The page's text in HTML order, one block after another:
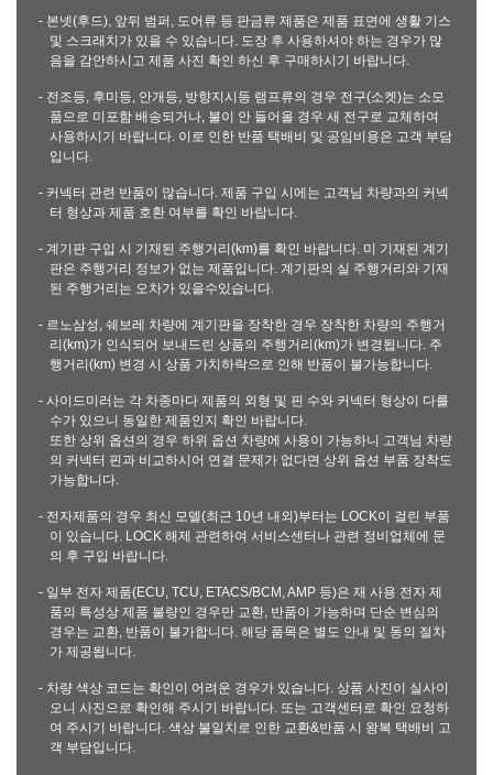
- 본넷(후드), 앞뒤 범퍼, 도어류 등 판금류 제품은 제품 표면에 생활 기스
및 스크래치가 있을 수 있습니다. 도장 후 사용하셔야 하는 경우가 많
음을 감안하시고 제품 사진 확인 하신 후 구매하시기 바랍니다.
- 전조등, 후미등, 안개등, 방향지시등 램프류의 경우 전구(소켓)는 소모
품으로 미포함 배송되거나, 불이 안 들어올 경우 새 전구로 교체하여
사용하시기 바랍니다. 이로 인한 반품 택배비 및 공임비용은 고객 부담
입니다.
- 커넥터 관련 반품이 많습니다. 제품 구입 시에는 고객님 차량과의 커넥
터 형상과 제품 호환 여부를 확인 바랍니다.
- 계기판 구입 시 기재된 주행거리(km)를 확인 바랍니다. 미 기재된 계기
판은 주행거리 정보가 없는 제품입니다. 계기판의 실 주행거리와 기재
된 주행거리는 오차가 있을수있습니다.
- 르노삼성, 쉐보레 차량에 계기판을 장착한 경우 장착한 차량의 주행거
리(km)가 인식되어 보내드린 상품의 주행거리(km)가 변경됩니다. 주
행거리(km) 변경 시 상품 가치하락으로 인해 반품이 불가능합니다.
- 사이드미러는 각 차종마다 제품의 외형 및 핀 수와 커넥터 형상이 다를
수가 있으니 동일한 제품인지 확인 바랍니다.
또한 상위 옵션의 경우 하위 옵션 차량에 사용이 가능하니 고객님 차량
의 커넥터 핀과 비교하시어 연결 문제가 없다면 상위 옵션 부품 장착도
가능합니다.
- 전자제품의 경우 최신 모델(최근 10년 내외)부터는 LOCK이 걸린 부품
이 있습니다. LOCK 해제 관련하여 서비스센터나 관련 정비업체에 문
의 후 구입 바랍니다.
- 일부 전자 제품(ECU, TCU, ETACS/BCM, AMP 등)은 재 사용 전자 제
품의 특성상 제품 불량인 경우만 교환, 반품이 가능하며 단순 변심의
경우는 교환, 반품이 불가합니다. 해당 품목은 별도 안내 및 동의 절차
가 제공됩니다.
- 차량 색상 코드는 확인이 어려운 경우가 있습니다. 상품 사진이 실사이
오니 사진으로 확인해 주시기 바랍니다. 또는 고객센터로 확인 요청하
여 주시기 바랍니다. 색상 불일치로 인한 교환&반품 시 왕복 택배비 고
객 부담입니다.